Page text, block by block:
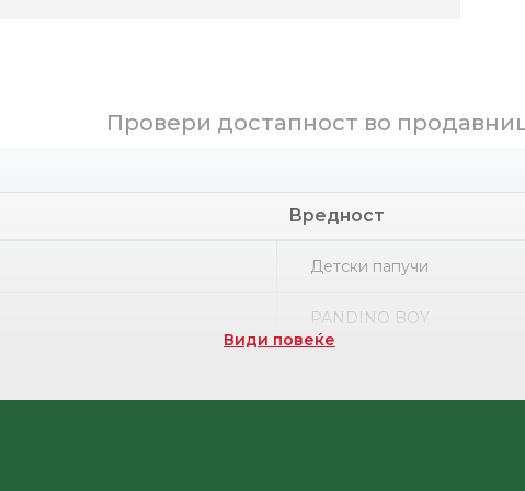
Провери достапност во
Вредност
Детски папучи
PANDINO BOY
Види повеќе